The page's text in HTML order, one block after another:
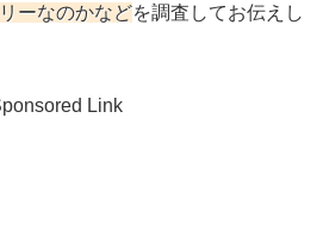
ーなのかなどを調査してお伝えし
Link